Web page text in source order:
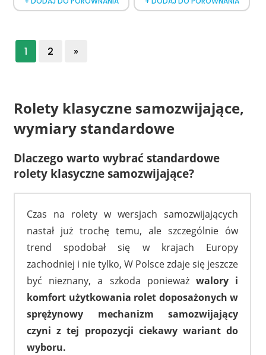
1 2 »
Rolety klasyczne samozwijające,
wymiary standardowe
Dlaczego warto wybrać standardowe
rolety klasyczne samozwijające?
Czas na rolety w wersjach samozwijających
nastał już trochę temu, ale szczególnie ów
trend spodobał się w krajach Europy
zachodniej i nie tylko, W Polsce zdaje się jeszcze
być nieznany, a szkoda ponieważ walory i
komfort użytkowania rolet doposażonych w
sprężynowy mechanizm samozwijający
czyni z tej propozycji ciekawy wariant do
wyboru.